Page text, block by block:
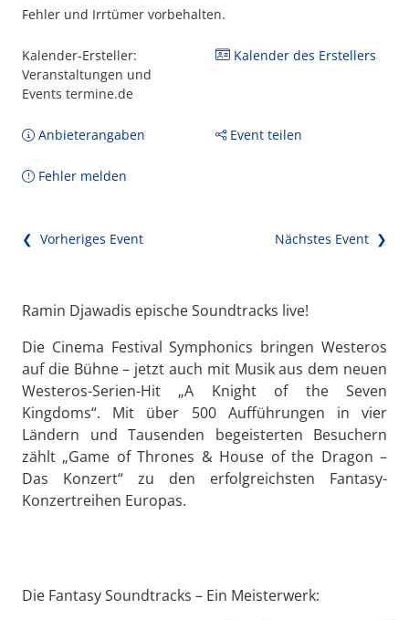
Fehler und Irrtümer vorbehalten.
Kalender-Ersteller:
Veranstaltungen und
Events termine.de
Kalender des Erstellers
Anbieterangaben Event teilen
Fehler melden
❮ Vorheriges Event Nächstes Event ❯
Ramin Djawadis epische Soundtracks live!
Die Cinema Festival Symphonics bringen Westeros
auf die Bühne – jetzt auch mit Musik aus dem neuen
Westeros-Serien-Hit „A Knight of the Seven
Kingdoms“. Mit über 500 Aufführungen in vier
Ländern und Tausenden begeisterten Besuchern
zählt „Game of Thrones & House of the Dragon –
Das Konzert“ zu den erfolgreichsten Fantasy-
Konzertreihen Europas.
Die Fantasy Soundtracks – Ein Meisterwerk: